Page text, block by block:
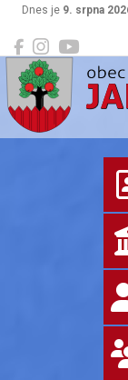
Dnes je 9. srpna
Jablůnka